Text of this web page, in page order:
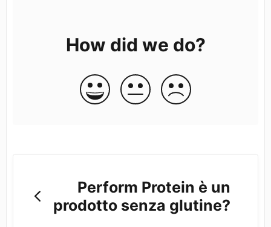
How did we do?
Perform Protein è un
prodotto senza glutine?